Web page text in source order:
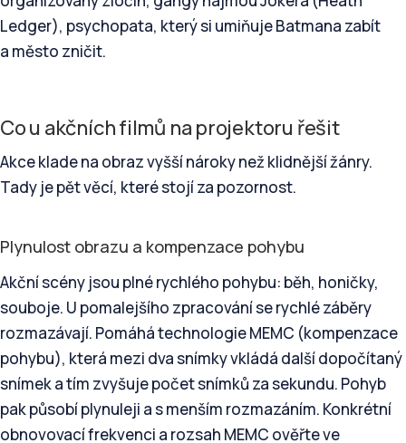
Ledger), psychopata, který si umiňuje Batmana zabít
a město zničit.
Co u akčních filmů na projektoru řešit
Akce klade na obraz vyšší nároky než klidnější žánry.
Tady je pět věcí, které stojí za pozornost.
Plynulost obrazu a kompenzace pohybu
Akční scény jsou plné rychlého pohybu: běh, honičky,
souboje. U pomalejšího zpracování se rychlé záběry
rozmazávají. Pomáhá technologie MEMC (kompenzace
pohybu), která mezi dva snímky vkládá další dopočítaný
snímek a tím zvyšuje počet snímků za sekundu. Pohyb
pak působí plynuleji a s menším rozmazáním. Konkrétní
obnovovací frekvenci a rozsah MEMC ověřte ve